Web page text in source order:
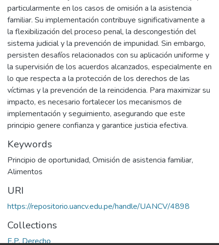
particularmente en los casos de omisión a la asistencia
familiar. Su implementación contribuye significativamente a
la flexibilización del proceso penal, la descongestión del
sistema judicial y la prevención de impunidad. Sin embargo,
persisten desafíos relacionados con su aplicación uniforme y
la supervisión de los acuerdos alcanzados, especialmente en
lo que respecta a la protección de los derechos de las
víctimas y la prevención de la reincidencia. Para maximizar su
impacto, es necesario fortalecer los mecanismos de
implementación y seguimiento, asegurando que este
principio genere confianza y garantice justicia efectiva.
Keywords
Principio de oportunidad, Omisión de asistencia familiar,
Alimentos
URI
https://repositorio.uancv.edu.pe/handle/UANCV/4898
Collections
E.P. Derecho